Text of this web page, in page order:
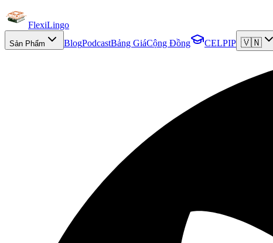
FlexiLingo
Sản Phẩm BlogPodcastBảng GiáCộng Đồng CELPIP 🇻🇳